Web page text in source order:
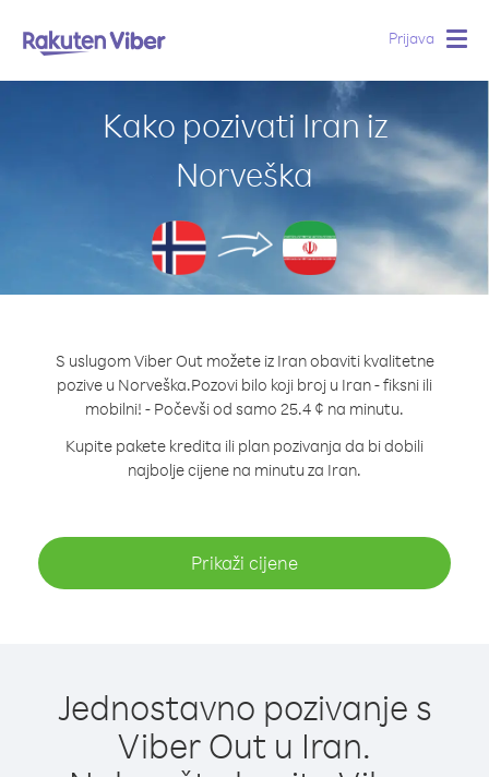
Prijava
Kako pozivati Iran iz
Norveška
S uslugom Viber Out možete iz Iran obaviti kvalitetne
pozive u Norveška.Pozovi bilo koji broj u Iran - fiksni ili
mobilni! - Počevši od samo 25.4 ¢ na minutu.
Kupite pakete kredita ili plan pozivanja da bi dobili
najbolje cijene na minutu za Iran.
Prikaži cijene
Jednostavno pozivanje s
Viber Out u Iran.